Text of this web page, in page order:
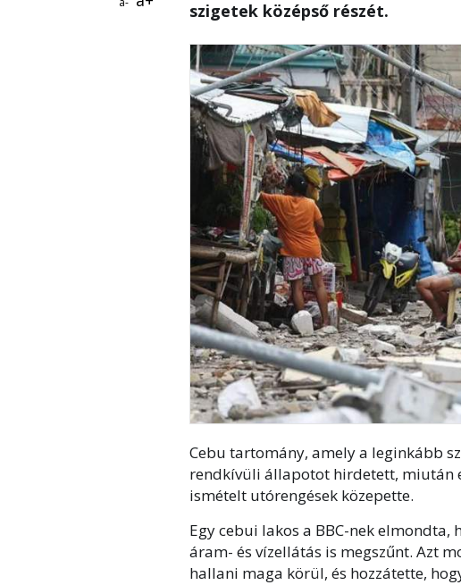
szigetek középső részét.
Cebu tartomány, amely a leginkább
rendkívüli állapotot hirdetett, miután
ismételt utórengések közepette.
Egy cebui lakos a BBC-nek elmondta,
áram- és vízellátás is megszűnt. Azt
hallani maga körül, és hozzátette,